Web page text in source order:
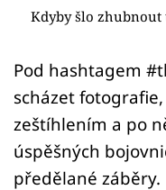
Kdyby šlo zhubnout
Pod hashtagem
scházet
zeštíhlením a po
úspěšných
předělané záběry.